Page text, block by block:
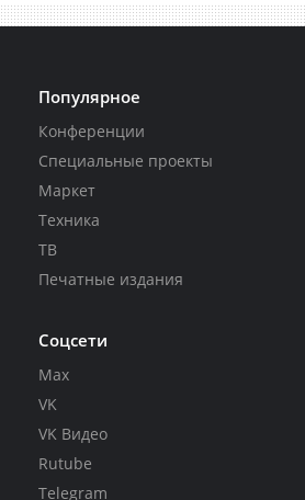
Популярное
Конференции
Специальные проекты
Маркет
Техника
ТВ
Печатные издания
Соцсети
Max
VK
VK Видео
Rutube
Telegram